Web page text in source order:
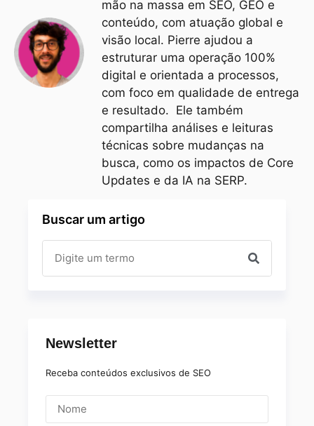
mão na massa em SEO, GEO e
conteúdo, com atuação global e
visão local. Pierre ajudou a
estruturar uma operação 100%
digital e orientada a processos,
com foco em qualidade de entrega
e resultado. Ele também
compartilha análises e leituras
técnicas sobre mudanças na
busca, como os impactos de Core
Updates e da IA na SERP.
Buscar um artigo
Newsletter
Receba conteúdos exclusivos de SEO